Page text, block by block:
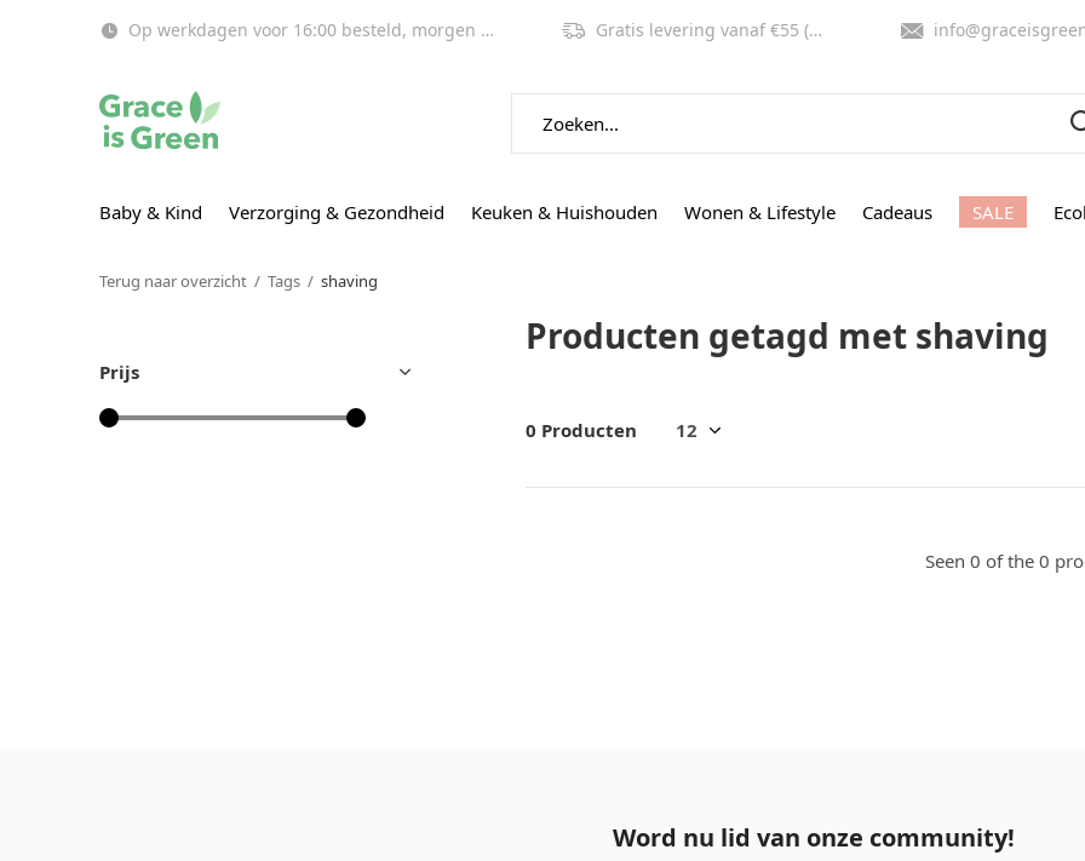
Baby & Kind Verzorging & Gezondheid Keuken & Huishouden Wonen & Lifestyle Cadeaus SALE
Op werkdagen voor 16:00 besteld, morgen in huis! Gratis levering vanaf €55 (NL, BE)
Terug naar overzicht Tags shaving
Producten getagd met shaving
0 Producten
Seen 0 of the 0
Prijs
Word nu lid van onze community!